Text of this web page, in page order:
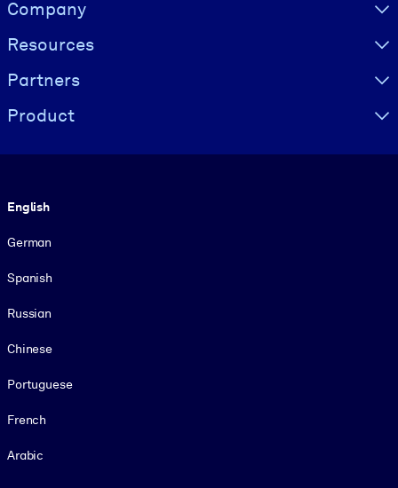
Company
Resources
Partners
Product
English
German
Spanish
Russian
Chinese
Portuguese
French
Arabic